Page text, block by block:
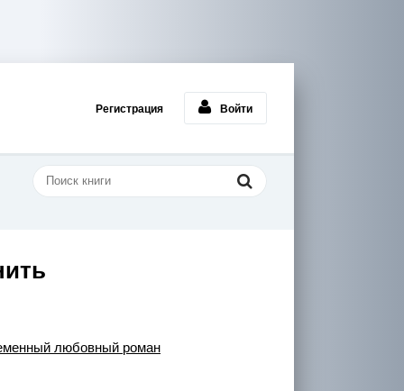
Регистрация Войти
любовный роман